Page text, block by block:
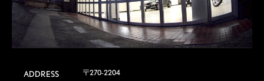
ADDRESS
〒270-2204